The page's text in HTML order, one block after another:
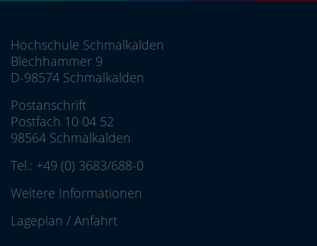
Hochschule Schmalkalden
Blechhammer 9
D-98574 Schmalkalden
Postanschrift
Postfach 10 04 52
98564 Schmalkalden
Tel.: +49 (0) 3683/688-0
Weitere Informationen
Lageplan / Anfahrt